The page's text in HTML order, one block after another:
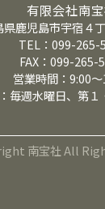
有限会社南
県鹿児島市宇宿４
TEL：099-265-
FAX：099-265-
営業時間：9:00
毎週水曜日、第１
南宝社 All